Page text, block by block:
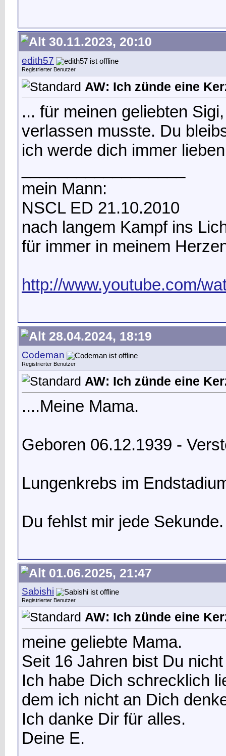
30.11.2023, 20:10
edith57
Registrierter Benutzer
AW: Ich zünde eine
... für meinen geliebten
verlassen musste. Du
ich werde dich immer
mein Mann:
NSCL ED 21.10.2010
nach langem Kampf ins
für immer in meinem
http://www.youtube.com/
28.04.2024, 18:19
Codeman
Registrierter Benutzer
AW: Ich zünde eine
....Meine Mama.
Geboren 06.12.1939 -
Lungenkrebs im
Du fehlst mir jede Sekunde.
01.06.2025, 21:47
Sabishi
Registrierter Benutzer
AW: Ich zünde eine
meine geliebte Mama.
Seit 16 Jahren bist Du
Ich habe Dich schrecklich
dem ich nicht an Dich
Ich danke Dir für alles.
Deine E.